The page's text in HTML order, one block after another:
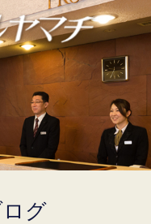
グ